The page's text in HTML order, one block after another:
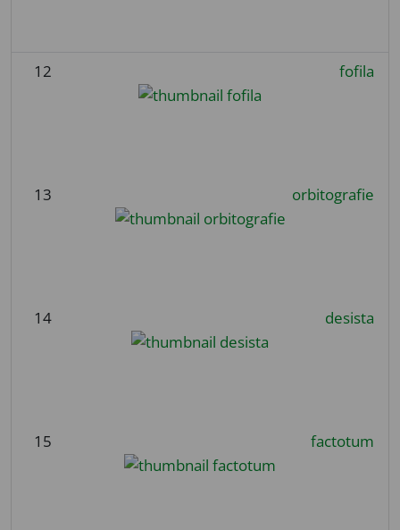
12 fofila
13 orbitografie
14 desista
15 factotum